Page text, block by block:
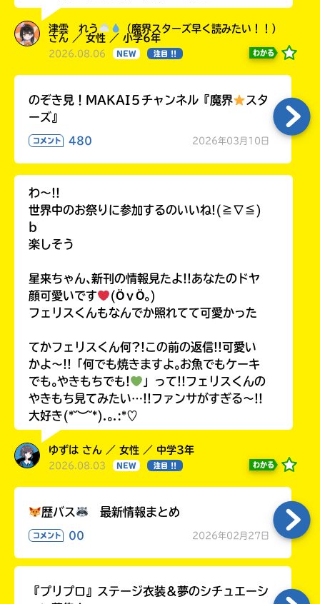
津雲 れう
（魔界スターズ早く読みたい！！）
さん ／ 女性 ／ 小学6年
2026.08.06 NEW 注目 !! わかる
のぞき見！MAKAI５チャンネル『魔界
スタ
ーズ』
コメント 480 2026年03月10日
わ〜!!
世界中のお祭りに参加するのいいね!(≧∇≦)
b
楽しそう
星来ちゃん､新刊の情報見たよ!!あなたのドヤ
顔可愛いです
(ӦｖӦ｡)
フェリスくんもなんでか照れてて可愛かった
てかフェリスくん何?!この前の返信!!可愛い
かよ〜!!「何でも焼きますよ｡お魚でもケーキ
でも｡やきもちでも!
」って!!フェリスくんの
やきもち見てみたい…!!ファンサがすぎる〜!!
大好き(*˘︶˘*).｡.:*♡
ゆずは さん ／ 女性 ／ 中学3年
2026.08.03 NEW 注目 !! わかる
歴バス 最新情報まとめ
コメント 00 2026年02月27日
『プリプロ』ステージ衣装＆夢のシチュエーシ